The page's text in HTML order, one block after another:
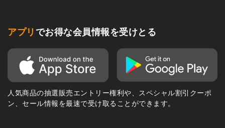
アプリ でお得な会員情報を受けとる
人気商品の抽選販売エントリー権利や、スペシャル割引クーポ
ン、セール情報を最速で受け取ることができます。